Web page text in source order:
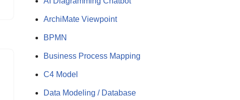
ArchiMate Viewpoint
BPMN
Business Process Mapping
C4 Model
Data Modeling / Database